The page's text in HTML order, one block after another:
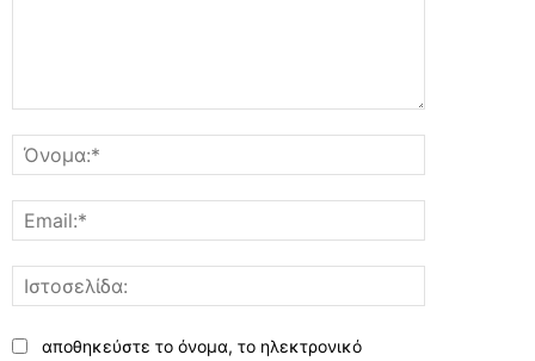
αποθηκεύστε το όνομα, το ηλεκτρονικό